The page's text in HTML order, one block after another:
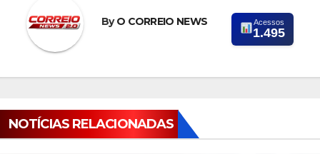
ByO CORREIO NEWS Acessos
1.495
NOTÍCIAS RELACIONADAS